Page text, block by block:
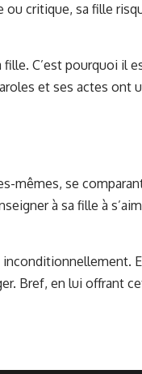
critique, sa fille
C’est pourquoi il
et ses actes ont
mêmes, se
à sa fille à
inconditionnellement.
Bref, en lui offrant